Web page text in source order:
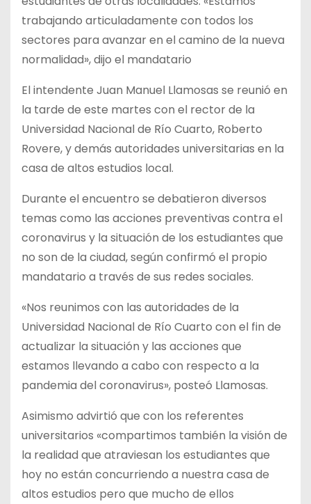
trabajando articuladamente con todos los
sectores para avanzar en el camino de la nueva
normalidad», dijo el mandatario
El intendente Juan Manuel Llamosas se reunió en
la tarde de este martes con el rector de la
Universidad Nacional de Río Cuarto, Roberto
Rovere, y demás autoridades universitarias en la
casa de altos estudios local.
Durante el encuentro se debatieron diversos
temas como las acciones preventivas contra el
coronavirus y la situación de los estudiantes que
no son de la ciudad, según confirmó el propio
mandatario a través de sus redes sociales.
«Nos reunimos con las autoridades de la
Universidad Nacional de Río Cuarto con el fin de
actualizar la situación y las acciones que
estamos llevando a cabo con respecto a la
pandemia del coronavirus», posteó Llamosas.
Asimismo advirtió que con los referentes
universitarios «compartimos también la visión de
la realidad que atraviesan los estudiantes que
hoy no están concurriendo a nuestra casa de
altos estudios pero que mucho de ellos